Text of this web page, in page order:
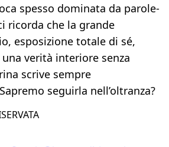
spesso dominata da parole-
ricorda che la grande
esposizione totale di sé,
verità interiore senza
scrive sempre
seguirla nell’oltranza?